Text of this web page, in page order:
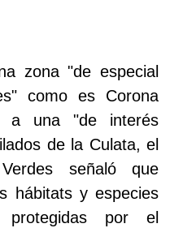
zona "de especial
como es Corona
a una "de interés
de la Culata, el
señaló que
hábitats y especies
protegidas por el